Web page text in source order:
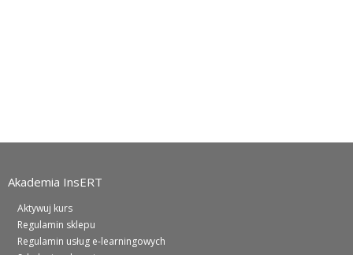
Akademia InsERT
Aktywuj kurs
Regulamin sklepu
Regulamin usług e-learningowych